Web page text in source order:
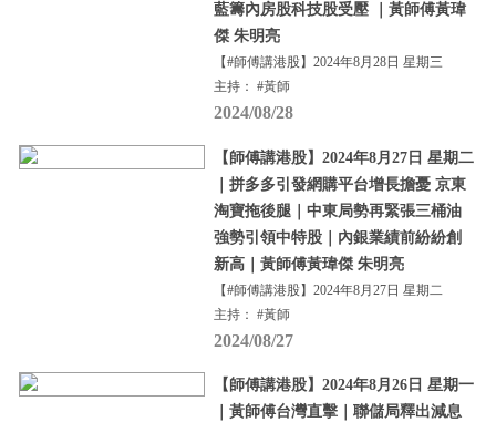
藍籌內房股科技股受壓 ｜黃師傅黃瑋
傑 朱明亮
【#師傅講港股】2024年8月28日 星期三
主持： #黃師
2024/08/28
【師傅講港股】2024年8月27日 星期二
｜拼多多引發網購平台增長擔憂 京東
淘寶拖後腿｜中東局勢再緊張三桶油
強勢引領中特股｜內銀業績前紛紛創
新高｜黃師傅黃瑋傑 朱明亮
【#師傅講港股】2024年8月27日 星期二
主持： #黃師
2024/08/27
【師傅講港股】2024年8月26日 星期一
｜黃師傅台灣直擊｜聯儲局釋出減息